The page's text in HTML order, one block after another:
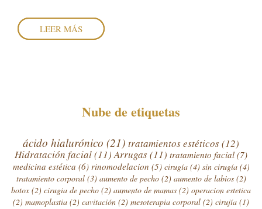
LEER MÁS
Nube de etiquetas
ácido hialurónico (21) tratamientos estéticos(12)
Hidratación facial(11) Arrugas(11) tratamiento facial (7)
medicina estética (6) rinomodelacion (5) cirugía (4) sin cirugía (4)
tratamiento corporal (3) aumento de pecho (2) aumento de labios (2)
botox (2) cirugia de pecho (2) aumento de mamas (2) operacion estetica
(2) mamoplastia (2) cavitación (2) mesoterapia corporal (2) cirujía (1)